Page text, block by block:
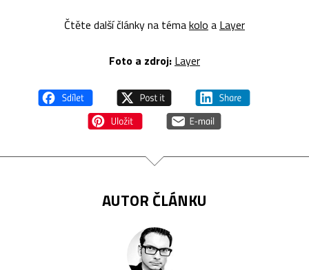
Čtěte další články na témakolo a Layer
Foto a zdroj: Layer
AUTOR ČLÁNKU